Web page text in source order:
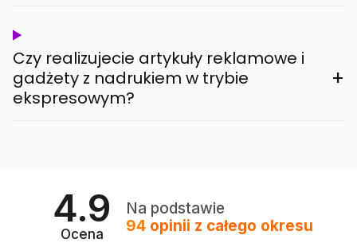
Czy realizujecie artykuły reklamowe i
gadżety z nadrukiem w trybie
ekspresowym?
+
4.9
Ocena
Na podstawie
94 opinii z całego okresu